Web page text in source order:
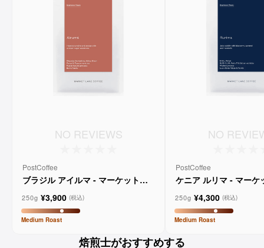
NO REVIEWS
PostCoffee
ブラジル アイルマ - マーケットレ
250g ¥3,900 (税込)
Medium Roast
NO
PostCoffee
ケニア ルリマ - マーケ
250g ¥4,300 (税込)
Medium Roast
焙煎士がおすすめする